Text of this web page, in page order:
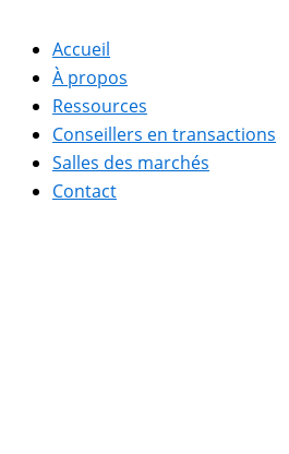
Accueil
À propos
Ressources
Conseillers en transactions
Salles des marchés
Contact